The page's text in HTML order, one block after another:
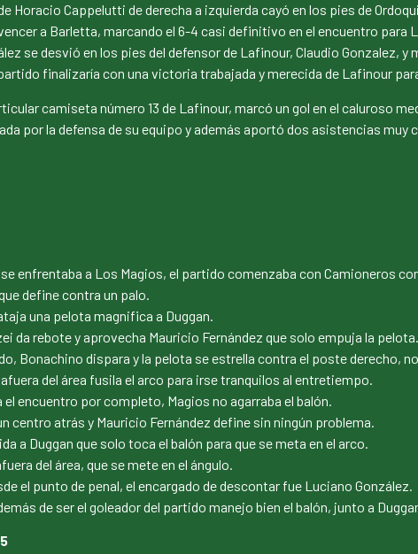
Horacio Cappelutti de derecha a izquierda cayó en los pies de
a Barletta, marcando el 6-4 casi definitivo en el encuentro para
se desvió en los pies del defensor de Lafinour, Claudio Gonzalez, y
finalizaría con una victoria trabajada y merecida de Lafinour
camiseta número 13 de Lafinour, marcó un gol en el caluroso
por la defensa de su equipo y además aportó dos asistencias muy
enfrentaba a Los Magios, el partido comenzaba con Camioneros
define contra un palo.
una pelota magnifica a Duggan.
da rebote y aprovecha Mauricio Fernández que solo empuja la pelota.
Bonachino dispara y la pelota se estrella contra el poste derecho, no
del área fusila el arco para irse tranquilos al entretiempo.
encuentro por completo, Magios no agarraba el balón.
centro atrás y Mauricio Fernández define sin ningún problema.
a Duggan que solo toca el balón para que se meta en el arco.
del área, que se mete en el ángulo.
el punto de penal, el encargado de descontar fue Luciano González.
de ser el goleador del partido manejo bien el balón, junto a